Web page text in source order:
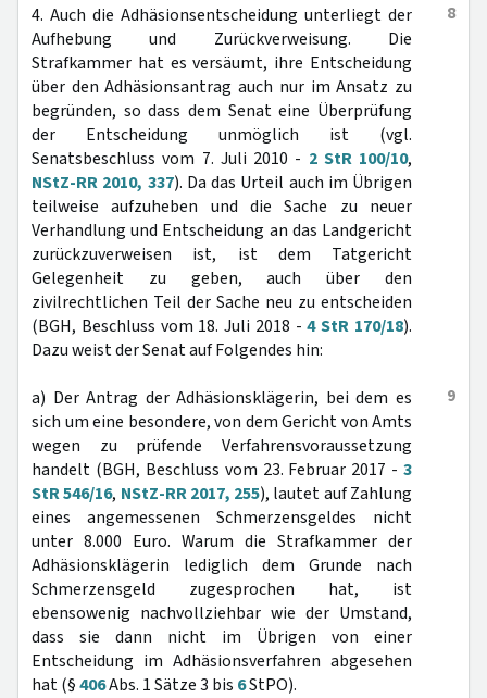
8
4. Auch die Adhäsionsentscheidung unterliegt der
Aufhebung und Zurückverweisung. Die
Strafkammer hat es versäumt, ihre Entscheidung
über den Adhäsionsantrag auch nur im Ansatz zu
begründen, so dass dem Senat eine Überprüfung
der Entscheidung unmöglich ist (vgl.
Senatsbeschluss vom 7. Juli 2010 - 2 StR 100/10,
NStZ-RR 2010, 337). Da das Urteil auch im Übrigen
teilweise aufzuheben und die Sache zu neuer
Verhandlung und Entscheidung an das Landgericht
zurückzuverweisen ist, ist dem Tatgericht
Gelegenheit zu geben, auch über den
zivilrechtlichen Teil der Sache neu zu entscheiden
(BGH, Beschluss vom 18. Juli 2018 -4 StR 170/18).
Dazu weist der Senat auf Folgendes hin:
9
a) Der Antrag der Adhäsionsklägerin, bei dem es
sich um eine besondere, von dem Gericht von Amts
wegen zu prüfende Verfahrensvoraussetzung
handelt (BGH, Beschluss vom 23. Februar 2017 - 3
StR 546/16, NStZ-RR 2017, 255), lautet auf Zahlung
eines angemessenen Schmerzensgeldes nicht
unter 8.000 Euro. Warum die Strafkammer der
Adhäsionsklägerin lediglich dem Grunde nach
Schmerzensgeld zugesprochen hat, ist
ebensowenig nachvollziehbar wie der Umstand,
dass sie dann nicht im Übrigen von einer
Entscheidung im Adhäsionsverfahren abgesehen
hat (§406Abs. 1 Sätze 3 bis 6StPO).